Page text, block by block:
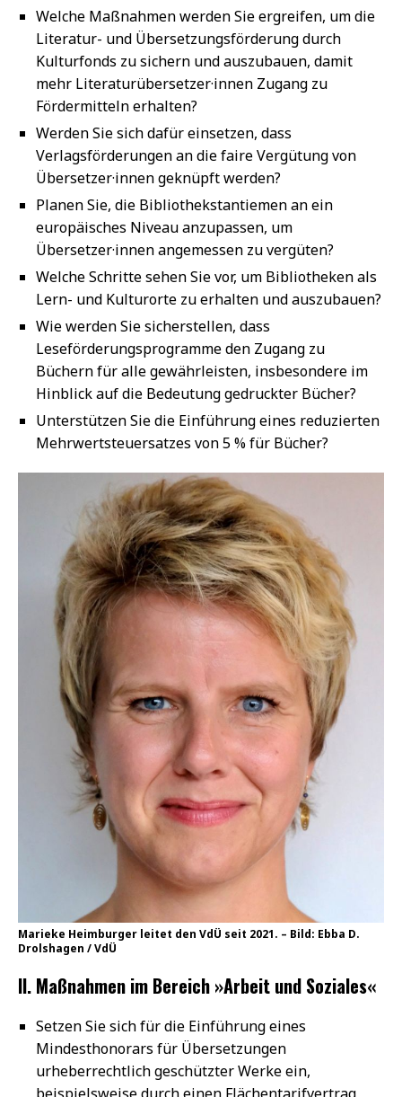
Welche Maßnahmen werden Sie ergreifen, um die
Literatur- und Übersetzungsförderung durch
Kulturfonds zu sichern und auszubauen, damit
mehr Literaturübersetzer·innen Zugang zu
Fördermitteln erhalten?
Werden Sie sich dafür einsetzen, dass
Verlagsförderungen an die faire Vergütung von
Übersetzer·innen geknüpft werden?
Planen Sie, die Bibliothekstantiemen an ein
europäisches Niveau anzupassen, um
Übersetzer·innen angemessen zu vergüten?
Welche Schritte sehen Sie vor, um Bibliotheken als
Lern- und Kulturorte zu erhalten und auszubauen?
Wie werden Sie sicherstellen, dass
Leseförderungsprogramme den Zugang zu
Büchern für alle gewährleisten, insbesondere im
Hinblick auf die Bedeutung gedruckter Bücher?
Unterstützen Sie die Einführung eines reduzierten
Mehrwertsteuersatzes von 5 % für Bücher?
Marieke Heimburger leitet den VdÜ seit 2021. – Bild: Ebba D.
Drolshagen / VdÜ
II. Maßnahmen im Bereich »Arbeit und Soziales«
Setzen Sie sich für die Einführung eines
Mindesthonorars für Übersetzungen
urheberrechtlich geschützter Werke ein,